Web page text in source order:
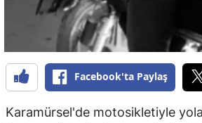
Facebook'ta Paylaş
Karamürsel'de motosikletiyle